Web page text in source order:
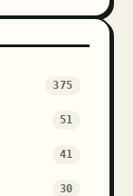
375
51
41
30